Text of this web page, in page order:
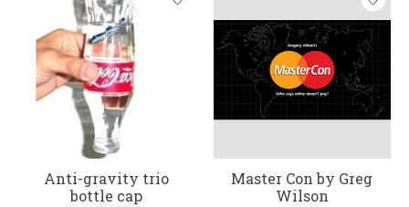
Anti-gravity trio
bottle cap
Master Con by Greg
Wilson